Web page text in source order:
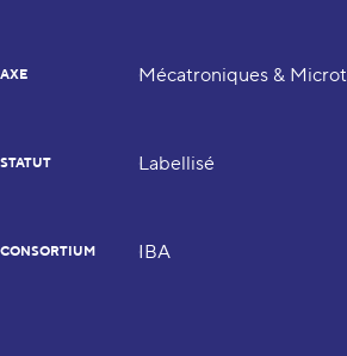
AXE Mécatroniques &
STATUT Labellisé
CONSORTIUM IBA